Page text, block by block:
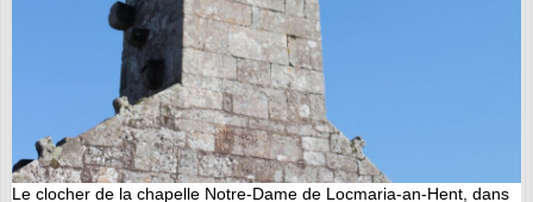
Le clocher de la chapelle Notre-Dame de Locmaria-an-Hent, dans